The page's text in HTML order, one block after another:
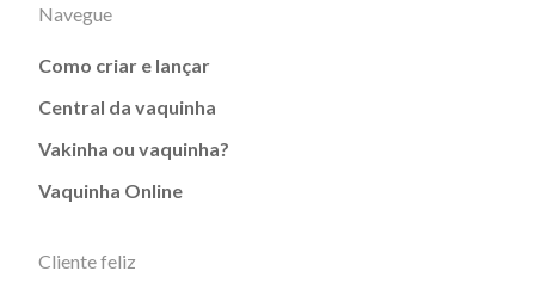
Navegue
Como criar e lançar
Central da vaquinha
Vakinha ou vaquinha?
Vaquinha Online
Cliente feliz